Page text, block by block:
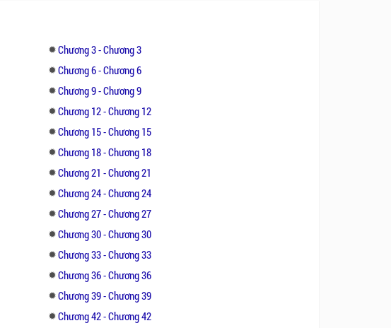
Chương 3 - Chương 3
Chương 6 - Chương 6
Chương 9 - Chương 9
Chương 12 - Chương 12
Chương 15 - Chương 15
Chương 18 - Chương 18
Chương 21 - Chương 21
Chương 24 - Chương 24
Chương 27 - Chương 27
Chương 30 - Chương 30
Chương 33 - Chương 33
Chương 36 - Chương 36
Chương 39 - Chương 39
Chương 42 - Chương 42